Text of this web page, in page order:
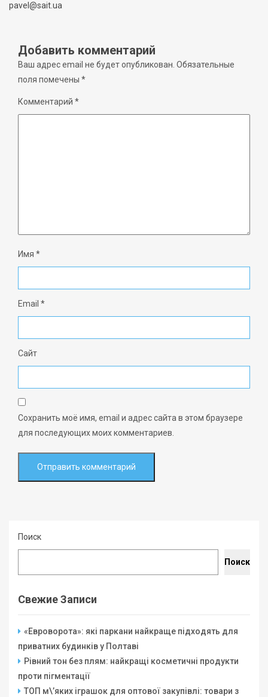
pavel@sait.ua
Добавить комментарий
Ваш адрес email не будет опубликован. Обязательные
поля помечены *
Комментарий *
Имя *
Email *
Сайт
Сохранить моё имя, email и адрес сайта в этом браузере
для последующих моих комментариев.
Поиск
Поиск
Свежие Записи
«Евроворота»: які паркани найкраще підходять для
приватних будинків у Полтаві
Рівний тон без плям: найкращі косметичні продукти
проти пігментації
ТОП м\’яких іграшок для оптової закупівлі: товари з